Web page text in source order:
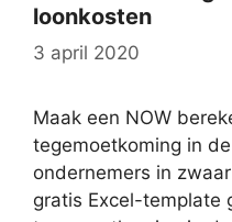
loonkosten
3 april 2020
Maak een NOW
tegemoetkoming in
ondernemers in
gratis Excel-template